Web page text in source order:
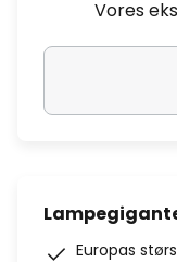
Vores
Europas